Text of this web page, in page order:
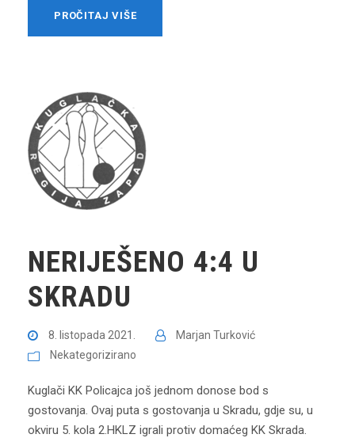
PROČITAJ VIŠE
NERIJEŠENO 4:4 U
SKRADU
8. listopada 2021.
Marjan Turković
Nekategorizirano
Kuglači KK Policajca još jednom donose bod s
gostovanja. Ovaj puta s gostovanja u Skradu, gdje su, u
okviru 5. kola 2.HKLZ igrali protiv domaćeg KK Skrada.